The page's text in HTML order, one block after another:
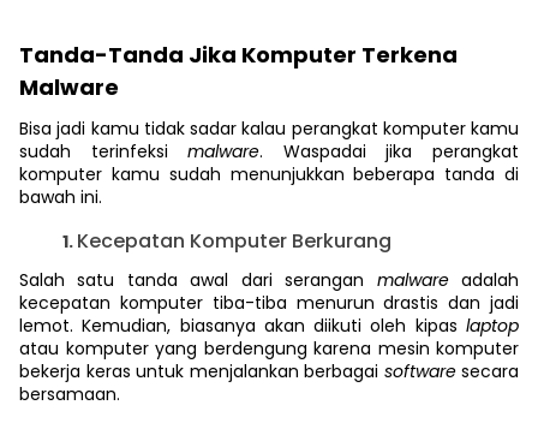
Tanda-Tanda Jika Komputer Terkena
Malware
Bisa jadi kamu tidak sadar kalau perangkat komputer kamu
sudah terinfeksimalware. Waspadai jika perangkat
komputer kamu sudah menunjukkan beberapa tanda di
bawah ini.
Kecepatan Komputer Berkurang
Salah satu tanda awal dari serangan malwareadalah
kecepatan komputer tiba-tiba menurun drastis dan jadi
lemot. Kemudian, biasanya akan diikuti oleh kipas laptop
atau komputer yang berdengung karena mesin komputer
bekerja keras untuk menjalankan berbagai softwaresecara
bersamaan.